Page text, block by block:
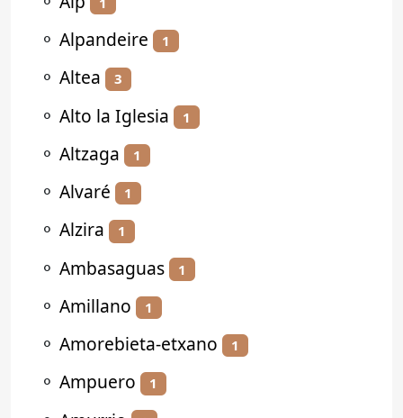
⚬ Alpandeire 1
⚬ Altea 3
⚬ Alto la Iglesia 1
⚬ Altzaga 1
⚬ Alvaré 1
⚬ Alzira 1
⚬ Ambasaguas 1
⚬ Amillano 1
⚬ Amorebieta-etxano 1
⚬ Ampuero 1